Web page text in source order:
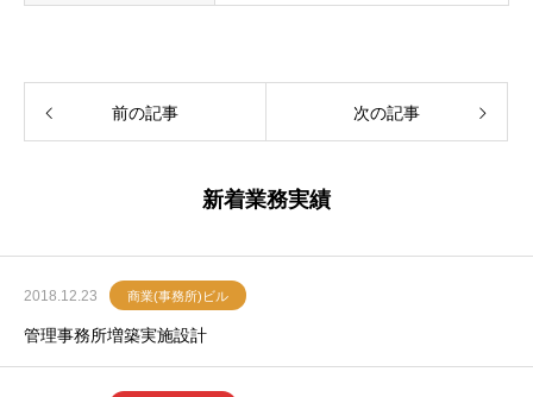
前の記事 次の記事
新着業務実績
2018.12.23 商業(事務所)ビル
管理事務所増築実施設計